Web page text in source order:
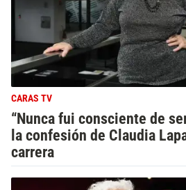
CARAS TV
“Nunca fui consciente de
la confesión de Claudia
carrera